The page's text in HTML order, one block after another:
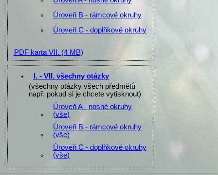
Úroveň B - rámcové okruhy
Úroveň C - doplňkové okruhy
PDF karta VII. (4 MB)
I. - VII. všechny otázky
(všechny otázky všech předmětů
např. pokud si je chcete vytisknout)
Úroveň A - nosné okruhy
(vše)
Úroveň B - rámcové okruhy
(vše)
Úroveň C - doplňkové okruhy
(vše)